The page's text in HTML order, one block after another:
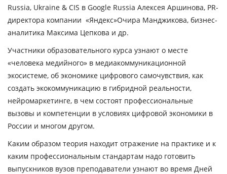
Russia, Ukraine & CIS в Google Russia Алексея Аршинова, PR-
директора компании «Яндекс»Очира Манджикова, бизнес-
аналитика Максима Цепкова и др.
Участники образовательного курса узнают о месте
«человека медийного» в медиакоммуникационной
экосистеме, об экономике цифрового самочувствия, как
создать экокоммуникацию в гибридной реальности,
нейромаркетинге, в чем состоят профессиональные
вызовы и компетенции в условиях цифровой экономики в
России и многом другом.
Каким образом теория находит отражение на практике и к
каким профессиональным стандартам надо готовить
выпускников вузов преподаватели узнают во время Дней